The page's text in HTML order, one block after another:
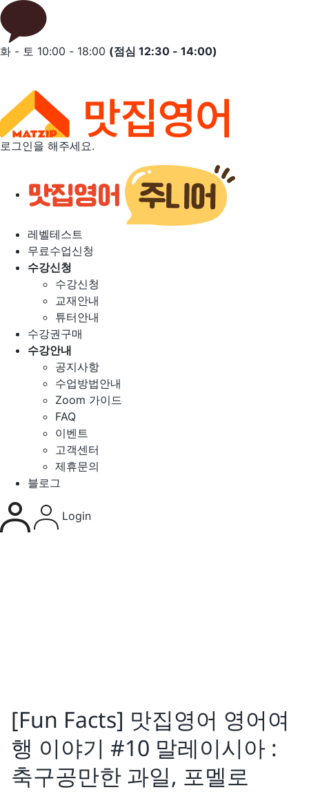
Skip
to
content
화 - 토 10:00 - 18:00 (점심 12:30 - 14:00)
로그인을 해주세요.
레벨테스트
무료수업신청
수강신청
수강신청
교재안내
튜터안내
수강권구매
수강안내
공지사항
수업방법안내
Zoom 가이드
FAQ
이벤트
고객센터
제휴문의
블로그
Login
[Fun Facts] 맛집영어 영어여
행 이야기 #10 말레이시아 :
축구공만한 과일, 포멜로